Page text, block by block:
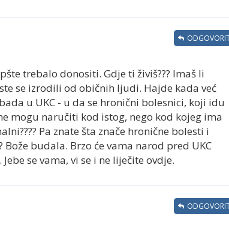
trebalo donositi. Gdje ti živiš??? Imaš li
se izrodili od običnih ljudi. Hajde kada već
u UKC - u da se hronični bolesnici, koji idu
mogu naručiti kod istog, nego kod kojeg ima
Pa znate šta znače hronične bolesti i
budala. Brzo će vama narod pred UKC
se vama, vi se i ne liječite ovdje.